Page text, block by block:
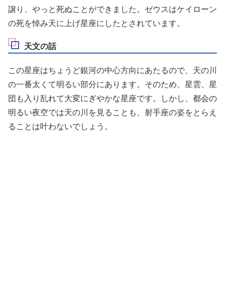
譲り、やっと死ぬことができました。ゼウスはケイローン
の死を悼み天に上げ星座にしたとされています。
天文の話
この星座はちょうど銀河の中心方向にあたるので、天の川
の一番太くて明るい部分にあります。そのため、星雲、星
団も入り乱れて大変にぎやかな星座です。しかし、都会の
明るい夜空では天の川を見ることも、射手座の姿をとらえ
ることは叶わないでしょう。